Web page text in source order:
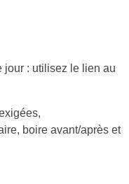
jour : utilisez le lien au
boire avant/après et